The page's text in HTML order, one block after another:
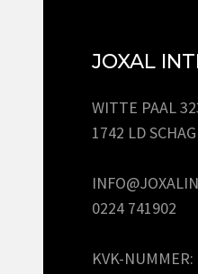
JOXAL
WITTE PAAL
1742 LD
0224 741902
KVK-